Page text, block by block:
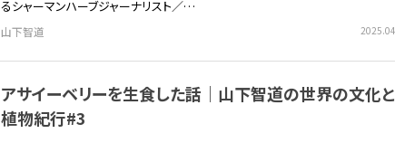
るシャーマンハーブジャーナリスト／…
山下智道
アサイーベリーを生食した話｜山下智道の世界の文化と
植物紀行#3